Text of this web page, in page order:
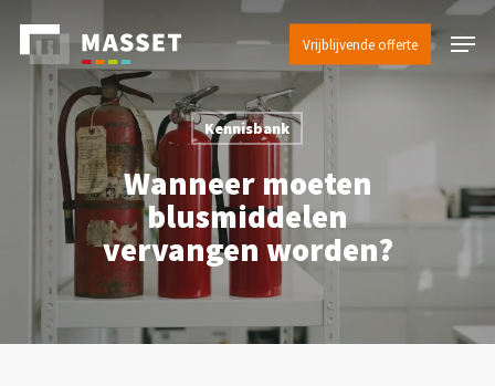
content
Vrijblijvende offerte Menu
Kennisbank
Wanneer moeten
blusmiddelen
vervangen worden?